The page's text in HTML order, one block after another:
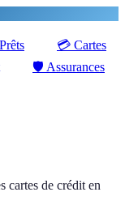
💳 Cartes
🛡️ Assurances
cartes de crédit en